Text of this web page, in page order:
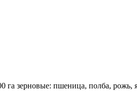
зерновые: пшеница, полба, рожь,